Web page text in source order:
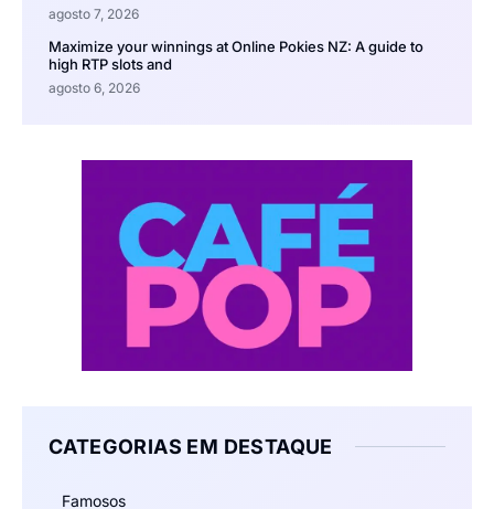
agosto 7, 2026
Maximize your winnings at Online Pokies NZ: A guide to
high RTP slots and
agosto 6, 2026
CATEGORIAS EM DESTAQUE
Famosos